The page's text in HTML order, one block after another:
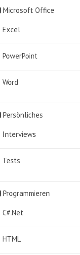
Microsoft Office
Excel
PowerPoint
Word
Persönliches
Interviews
Tests
Programmieren
C#.Net
HTML